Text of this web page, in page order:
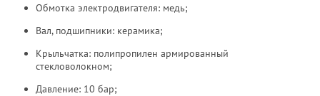
Обмотка электродвигателя: медь;
Вал, подшипники: керамика;
Крыльчатка: полипропилен армированный
стекловолокном;
Давление: 10 бар;